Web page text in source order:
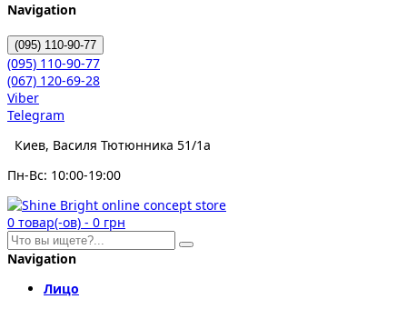
Navigation
(095) 110-90-77
(095) 110-90-77
(067) 120-69-28
Viber
Telegram
Киев, Василя Тютюнника 51/1а
Пн-Вс: 10:00-19:00
0 товар(-ов) - 0 грн
Navigation
Лицо